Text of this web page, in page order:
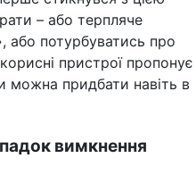
– або терпляче
або потурбуватись про
пристрої пропонує
можна придбати навіть в
вимкнення